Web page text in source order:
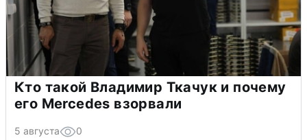
Кто такой Владимир Ткачук и почему
его Mercedes взорвали
5 августа 0